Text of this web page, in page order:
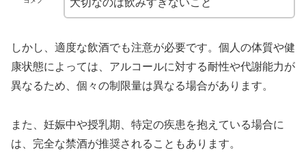
大切なのは飲みすぎないこと
しかし、適度な飲酒でも注意が必要です。個人の体質や健
康状態によっては、アルコールに対する耐性や代謝能力が
異なるため、個々の制限量は異なる場合があります。
また、妊娠中や授乳期、特定の疾患を抱えている場合に
は、完全な禁酒が推奨されることもあります。